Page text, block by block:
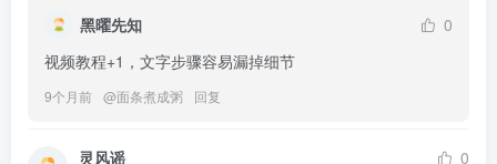
黑曜先知
0
视频教程+1，文字步骤容易漏掉细节
9个月前 @面条煮成粥 回复
灵风谣
0